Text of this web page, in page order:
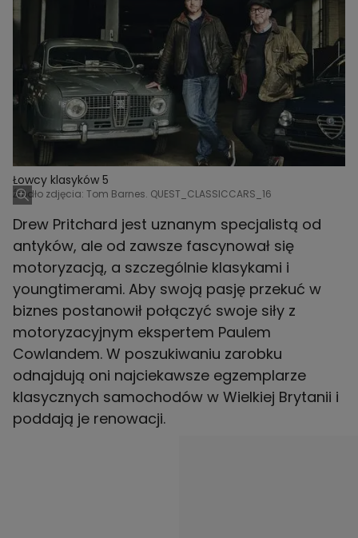
Łowcy klasyków 5
Źródło zdjęcia: Tom Barnes. QUEST_CLASSICCARS_16
Drew Pritchard jest uznanym specjalistą od
antyków, ale od zawsze fascynował się
motoryzacją, a szczególnie klasykami i
youngtimerami. Aby swoją pasję przekuć w
biznes postanowił połączyć swoje siły z
motoryzacyjnym ekspertem Paulem
Cowlandem. W poszukiwaniu zarobku
odnajdują oni najciekawsze egzemplarze
klasycznych samochodów w Wielkiej Brytanii i
poddają je renowacji.